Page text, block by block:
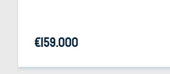
€159.000